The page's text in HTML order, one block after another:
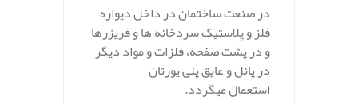
در صنعت ساختمان در داخل دیواره
فلز و پلاستیک سردخانه ها و فریزرها
و در پشت صفحه، فلزات و مواد دیگر
در پانل و عایق پلی یورتان
استعمال میگردد.